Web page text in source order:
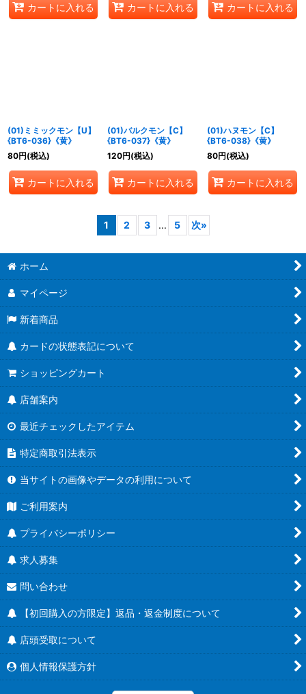
カートに入れる カートに入れる カートに入れる
(01)ミミックモン【U】
{BT6-036}《黄》
80円(税込)
カートに入れる
(01)バルクモン【C】
{BT6-037}《黄》
120円(税込)
カートに入れる
(01)ハヌモン【C】
{BT6-038}《黄》
80円(税込)
カートに入れる
1 2 3 ... 5 次»
ホーム
マイページ
新着商品
カードの状態表記について
ショッピングカート
店舗案内
最近チェックしたアイテム
特定商取引法表示
当サイトの画像やデータの利用について
ご利用案内
プライバシーポリシー
求人募集
問い合わせ
【初回購入の方限定】返品・返金制度について
店頭受取について
個人情報保護方針